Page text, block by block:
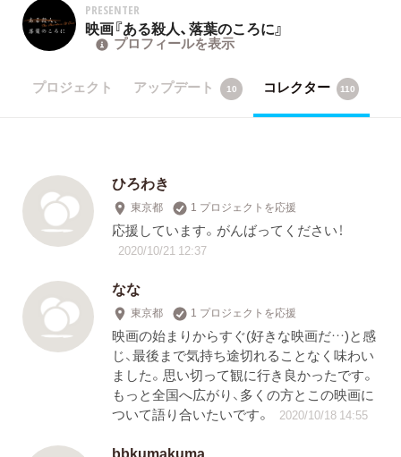
PRESENTER
映画『ある殺人、落葉のころに』
プロフィールを表示
プロジェクト アップデート 10 コレクター 110
ひろわき
東京都 1 プロジェクトを応援
応援しています。がんばってください！
2020/10/21 12:37
なな
東京都 1 プロジェクトを応援
映画の始まりからすぐ(好きな映画だ…)と感
じ、最後まで気持ち途切れることなく味わい
ました。思い切って観に行き良かったです。
もっと全国へ広がり、多くの方とこの映画に
ついて語り合いたいです。
2020/10/18 14:55
bbkumakuma